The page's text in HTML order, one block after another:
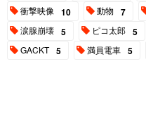
衝撃映像 10 動物 7
涙腺崩壊 5 ピコ太郎 5
GACKT 5 満員電車 5